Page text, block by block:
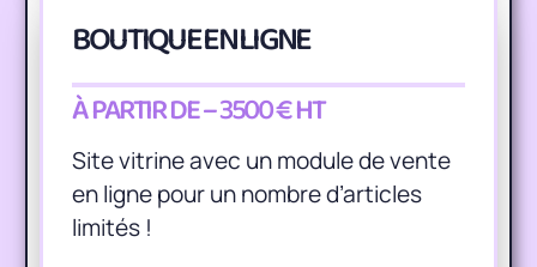
BOUTIQUE EN LIGNE
À PARTIR DE – 3500 € HT
Site vitrine avec un module de vente
en ligne pour un nombre d’articles
limités !